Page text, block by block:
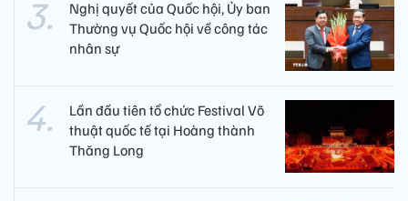
Nghị quyết của Quốc hội, Ủy ban
Thường vụ Quốc hội về công tác
nhân sự
Lần đầu tiên tổ chức Festival Võ
thuật quốc tế tại Hoàng thành
Thăng Long